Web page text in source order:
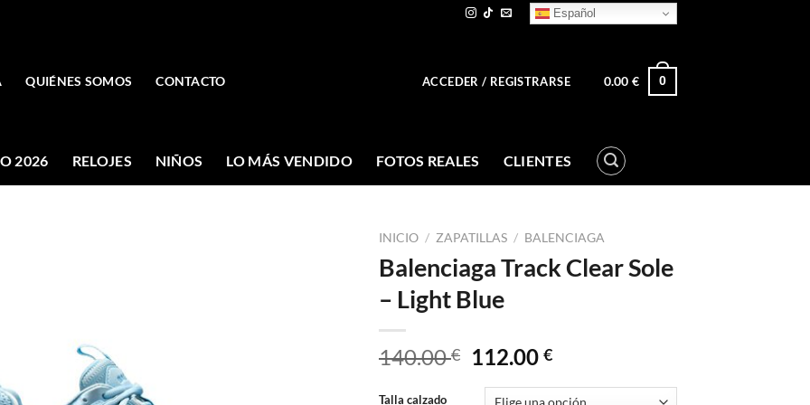
Español
QUIÉNES SOMOS CONTACTO ACCEDER / REGISTRARSE 0.00€ 0
2026 RELOJES NIÑOS LO MÁS VENDIDO FOTOS REALES CLIENTES
INICIO / ZAPATILLAS / BALENCIAGA
Balenciaga Track Clear Sole
– Light Blue
140.00€
El
original
112.00€El
actual
Talla calzado